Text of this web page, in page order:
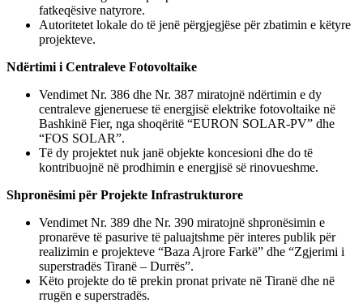
fatkeqësive natyrore.
Autoritetet lokale do të jenë përgjegjëse për zbatimin e këtyre
projekteve.
Ndërtimi i Centraleve Fotovoltaike
Vendimet Nr. 386 dhe Nr. 387 miratojnë ndërtimin e dy
centraleve gjeneruese të energjisë elektrike fotovoltaike në
Bashkinë Fier, nga shoqëritë “EURON SOLAR-PV” dhe
“FOS SOLAR”.
Të dy projektet nuk janë objekte koncesioni dhe do të
kontribuojnë në prodhimin e energjisë së rinovueshme.
Shpronësimi për Projekte Infrastrukturore
Vendimet Nr. 389 dhe Nr. 390 miratojnë shpronësimin e
pronarëve të pasurive të paluajtshme për interes publik për
realizimin e projekteve “Baza Ajrore Farkë” dhe “Zgjerimi i
superstradës Tiranë – Durrës”.
Këto projekte do të prekin pronat private në Tiranë dhe në
rrugën e superstradës.